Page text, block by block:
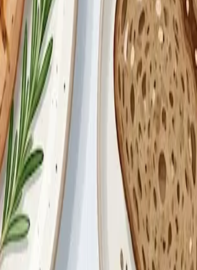
в день, чем те, кто спит 8 часов.